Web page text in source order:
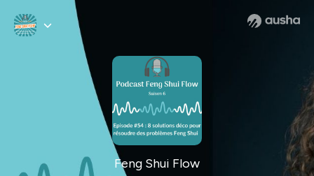
Feng Shui Flow